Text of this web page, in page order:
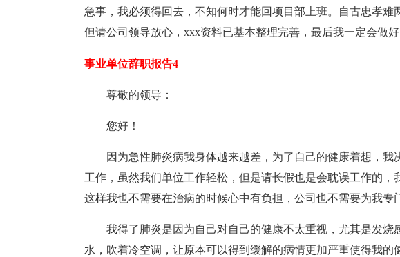
急事，我必须得回去，不知何时才能回项目部上班。自古忠孝难
但请公司领导放心，xxx资料已基本整理完善，最后我一定会做好
事业单位辞职报告4
尊敬的领导：
您好！
因为急性肺炎病我身体越来越差，为了自己的健康着想，
工作，虽然我们单位工作轻松，但是请长假也是会耽误工作的，
这样我也不需要在治病的时候心中有负担，公司也不需要为我专
我得了肺炎是因为自己对自己的健康不太重视，尤其是发
水，吹着冷空调，让原本可以得到缓解的病情更加严重使得我的